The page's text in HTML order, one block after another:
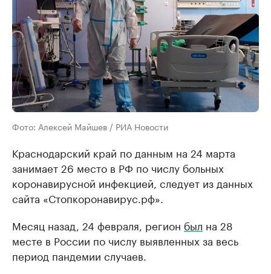
Фото: Алексей Майшев / РИА Новости
Краснодарский край по данным на 24 марта
занимает 26 место в РФ по числу больных
коронавирусной инфекцией, следует из данных
сайта «Стопкоронавирус.рф».
Месяц назад, 24 февраля, регион был на 28
месте в России по числу выявленных за весь
период пандемии случаев.